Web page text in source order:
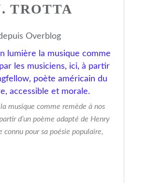
TROTTA
Overblog
musique comme remède à nos
d’un poème adapté de Henry
pour sa poésie populaire,